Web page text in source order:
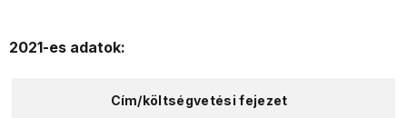
2021-es adatok: